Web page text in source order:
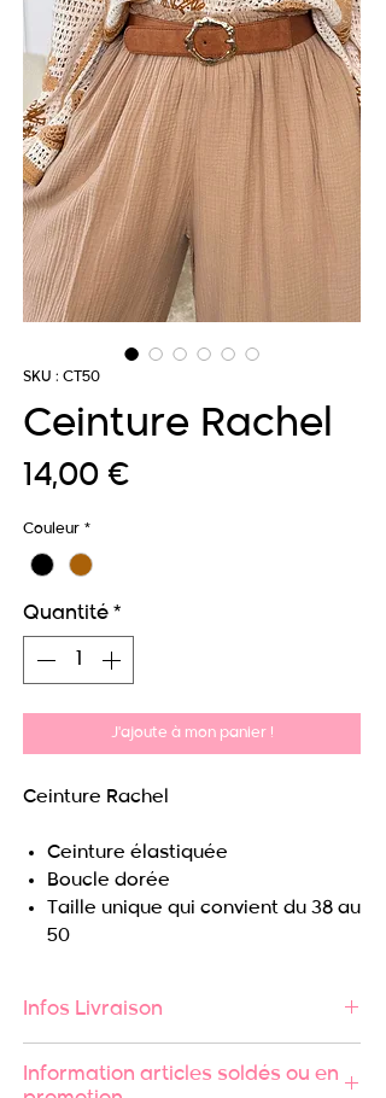
SKU : CT50
Ceinture Rachel
14,00 €Prix
Couleur *
Quantité *
J'ajoute à mon panier !
Ceinture Rachel
Ceinture élastiquée
Boucle dorée
Taille unique qui convient du 38 au
50
Infos Livraison
🔄 Retours acceptés
Information articles soldés ou en